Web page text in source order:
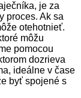
je za
proces. Ak sa
otehotnieť.
môžu
pomocou
dozrieva
ideálne v čase
byť spojené s